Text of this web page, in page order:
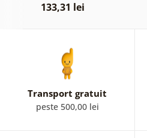
133,31 lei
Transport gratuit
peste 500,00 lei